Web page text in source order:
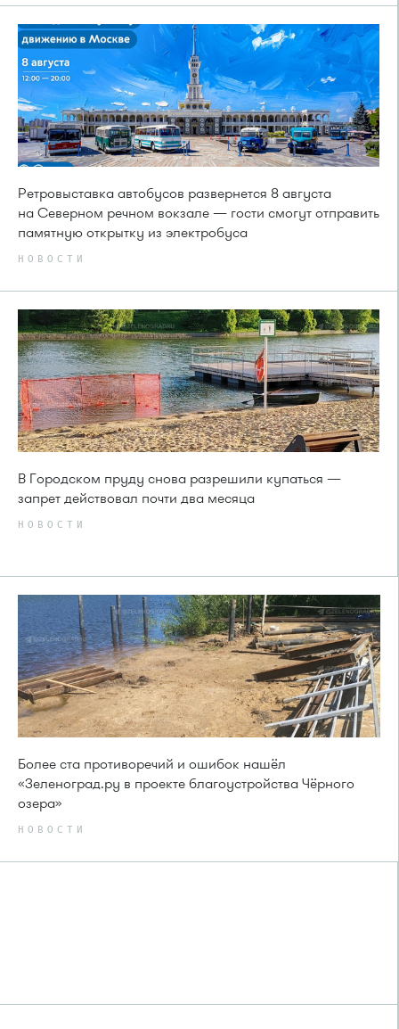
Ретровыставка автобусов развернется 8 августа
на Северном речном вокзале — гости смогут отправить
памятную открытку из электробуса
НОВОСТИ
В Городском пруду снова разрешили купаться —
запрет действовал почти два месяца
НОВОСТИ
Более ста противоречий и ошибок нашёл
«Зеленоград.ру в проекте благоустройства Чёрного
озера»
НОВОСТИ